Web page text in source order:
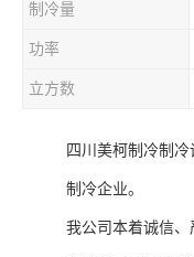
制冷量
功率
立方数
四川美柯制冷制
制冷企业。
我公司本着诚信